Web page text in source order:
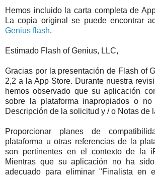
Hemos incluido la carta completa de
La copia original se puede encontrar
Genius flash.
Estimado Flash of Genius, LLC,
Gracias por la presentación de Flash of
2,2 a la App Store. Durante nuestra
hemos observado que su aplicación
sobre la plataforma inapropiados o
Descripción de la solicitud y / o Notas de
Proporcionar planes de
plataforma u otras referencias de la
son pertinentes en el contexto de la
Mientras que su aplicación no ha
adecuado para eliminar "Finalista en